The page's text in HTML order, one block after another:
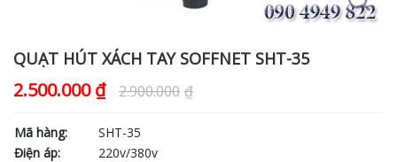
QUẠT HÚT XÁCH TAY SOFFNET SHT-35
2.500.000 ₫ 2.900.000 ₫
Mã hàng:
SHT-35
Điện áp:
220v/380v